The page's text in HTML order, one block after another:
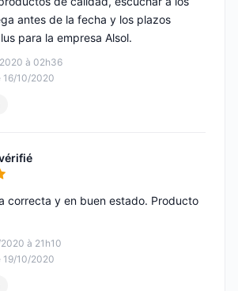
à 02h36
16/10/2020
antes de la fecha y los plazos
para la empresa Alsol.
à 21h10
19/10/2020
correcta y en buen estado. Producto